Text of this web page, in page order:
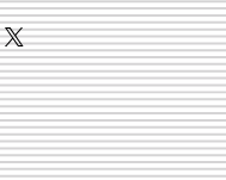
est inclus dans
d'acheter le "transfer
plus ergonomique et utile
de transferts.